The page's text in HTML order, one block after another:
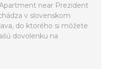
near Prezident
v slovenskom
do ktorého si môžete
dovolenku na